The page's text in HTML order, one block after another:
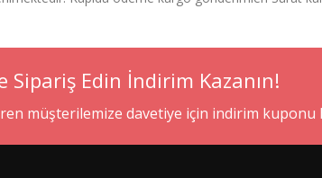
Edin İndirim Kazanın!
müşterilemize davetiye için indirim kuponu